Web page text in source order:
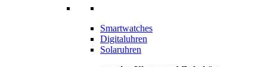
Smartwatches
Digitaluhren
Solaruhren